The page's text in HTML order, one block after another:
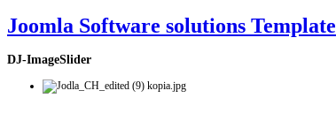
Joomla Software solutions Template
DJ-ImageSlider